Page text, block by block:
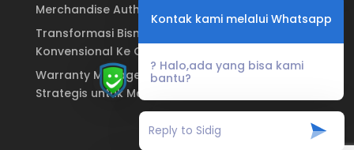
Merchandise Authorization)
Transformasi Bisnis: Dari Sistem Garansi
Konvensional Ke Garansi Digital
Warranty Management System: Keuntungan
Strategis untuk Manufaktur & Brand
Kontak kami melalui Whatsapp
? Halo,ada yang bisa kami
bantu?